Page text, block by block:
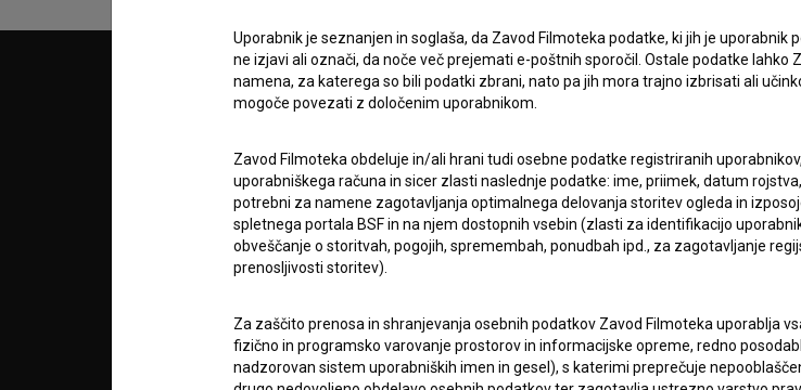
© 2018-2026, Filmoteka,
zavod za širjenje filmske kulture
info@filmoteka.si
Tehnična pomoč: podpora@bsf.si
Mednarodna številka ISSN 2670-787X
Projekt sofinancira:
PARTNERJI
POGOJI UPORABE
O PROJEKTU
KONTAKT
PRIJAVITE SE NA BSF
Sprejemamsplošne
zbiranje, hrambo in
Uporabnik je seznanjen in soglaša, da Zavod Filmoteka podatke, ki jih je
ne izjavi ali označi, da noče več prejemati e-poštnih sporočil. Ostale podatke
namena, za katerega so bili podatki zbrani, nato pa jih mora trajno izbrisati ali
mogoče povezati z določenim uporabnikom.
Zavod Filmoteka obdeluje in/ali hrani tudi osebne podatke registriranih
uporabniškega računa in sicer zlasti naslednje podatke: ime, priimek, datum
potrebni za namene zagotavljanja optimalnega delovanja storitev ogleda in
spletnega portala BSF in na njem dostopnih vsebin (zlasti za identifikacijo
obveščanje o storitvah, pogojih, spremembah, ponudbah ipd., za zagotavljanje
prenosljivosti storitev).
Za zaščito prenosa in shranjevanja osebnih podatkov Zavod Filmoteka uporablja
fizično in programsko varovanje prostorov in informacijske opreme, redno
nadzorovan sistem uporabniških imen in gesel), s katerimi preprečuje